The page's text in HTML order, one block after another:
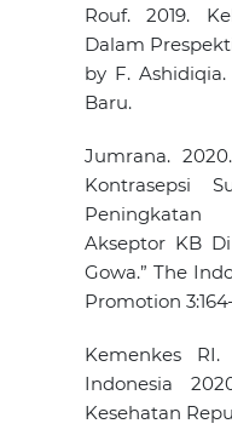
Rouf. 2019.
Dalam
by F. Ashidiqia.
Baru.
Jumrana.
Kontrasepsi
Akseptor KB
Gowa.” The
Promotion
Kemenkes RI.
Indonesia
Kesehatan